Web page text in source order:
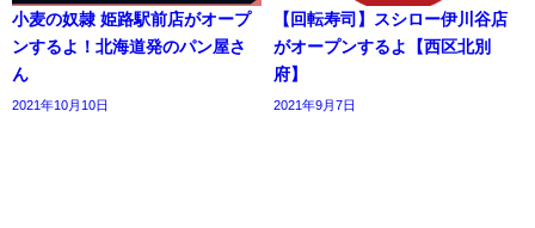
小麦の奴隷 姫路駅前店がオープ
ンするよ！北海道発のパン屋さ
ん
2021年10月10日
【回転寿司】スシロー伊川谷店
がオープンするよ【西区北別
府】
2021年9月7日